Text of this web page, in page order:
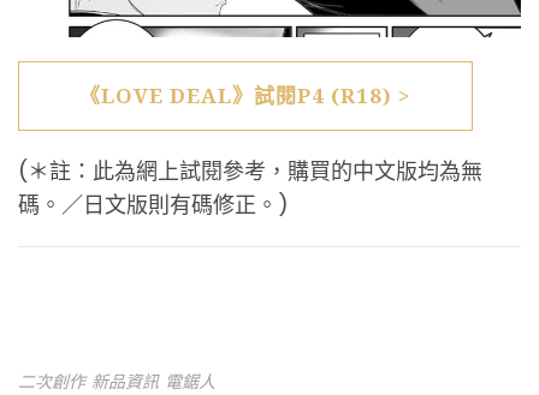
《LOVE DEAL》試閱P4 (R18) >
(＊註：此為網上試閱參考，購買的中文版均為無
碼。／日文版則有碼修正。)
二次創作 新品資訊 電鋸人